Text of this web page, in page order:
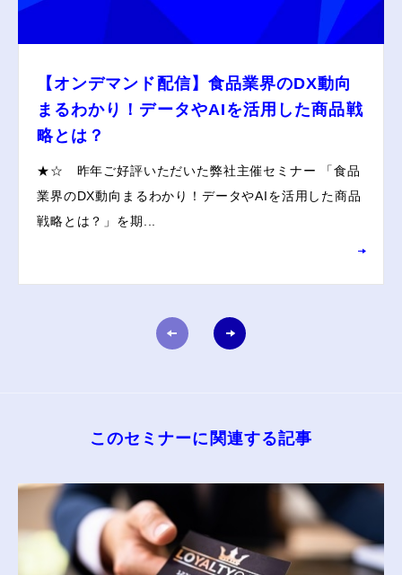
【オンデマンド配信】食品業界のDX動向
まるわかり！データやAIを活用した商品戦
略とは？
★☆ 昨年ご好評いただいた弊社主催セミナー 「食品
業界のDX動向まるわかり！データやAIを活用した商品
戦略とは？」を期...
このセミナーに関連する記事